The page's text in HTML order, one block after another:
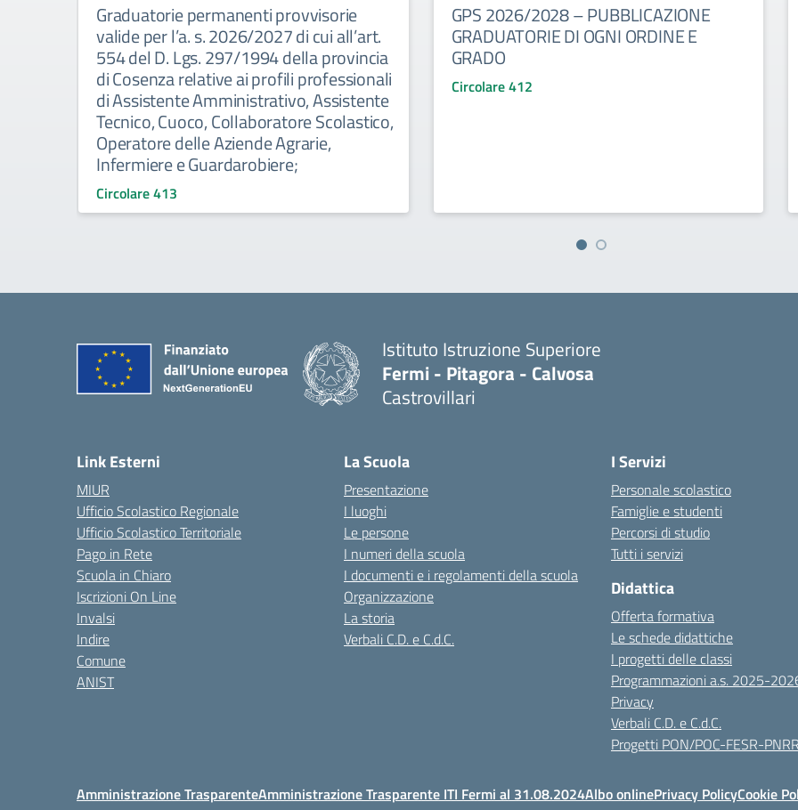
Graduatorie permanenti provvisorie
valide per l’a. s. 2026/2027 di cui all’art.
554 del D. Lgs. 297/1994 della provincia
di Cosenza relative ai profili professionali
di Assistente Amministrativo, Assistente
Tecnico, Cuoco, Collaboratore Scolastico,
Operatore delle Aziende Agrarie,
Infermiere e Guardarobiere;
Circolare 413
GPS 2026/2028 – PUBBLICAZIONE
GRADUATORIE DI OGNI ORDINE E
GRADO
Circolare 412
Istituto Istruzione Superiore
Fermi - Pitagora - Calvosa
Castrovillari
Link Esterni
MIUR
Ufficio Scolastico Regionale
Ufficio Scolastico Territoriale
Pago in Rete
Scuola in Chiaro
Iscrizioni On Line
Invalsi
Indire
Comune
ANIST
La Scuola
Presentazione
I luoghi
Le persone
I numeri della scuola
I documenti e i regolamenti della scuola
Organizzazione
La storia
Verbali C.D. e C.d.C.
I Servizi
Personale scolastico
Famiglie e studenti
Percorsi di studio
Tutti i servizi
Didattica
Offerta formativa
Le schede didattiche
I progetti delle classi
Programmazioni a.s. 2025-
Privacy
Verbali C.D. e C.d.C.
Progetti PON/POC-FESR-PNRR
Amministrazione TrasparenteAmministrazione Trasparente ITI Fermi al 31.08.2024Albo onlinePrivacy PolicyCookie